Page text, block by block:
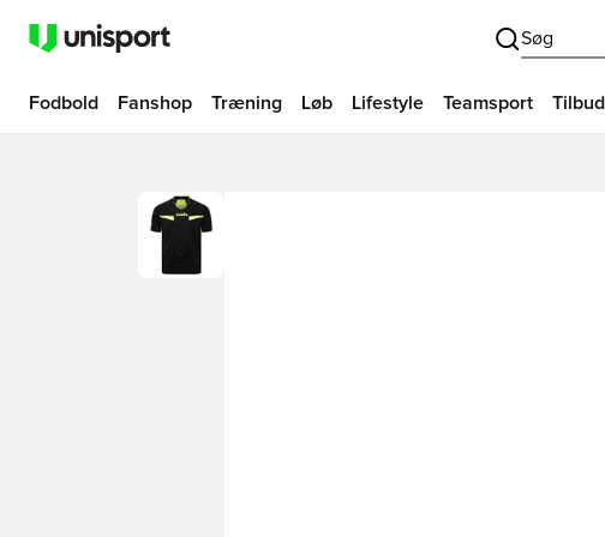
Søg
Fodbold Fanshop Træning Løb Lifestyle Teamsport Tilbud